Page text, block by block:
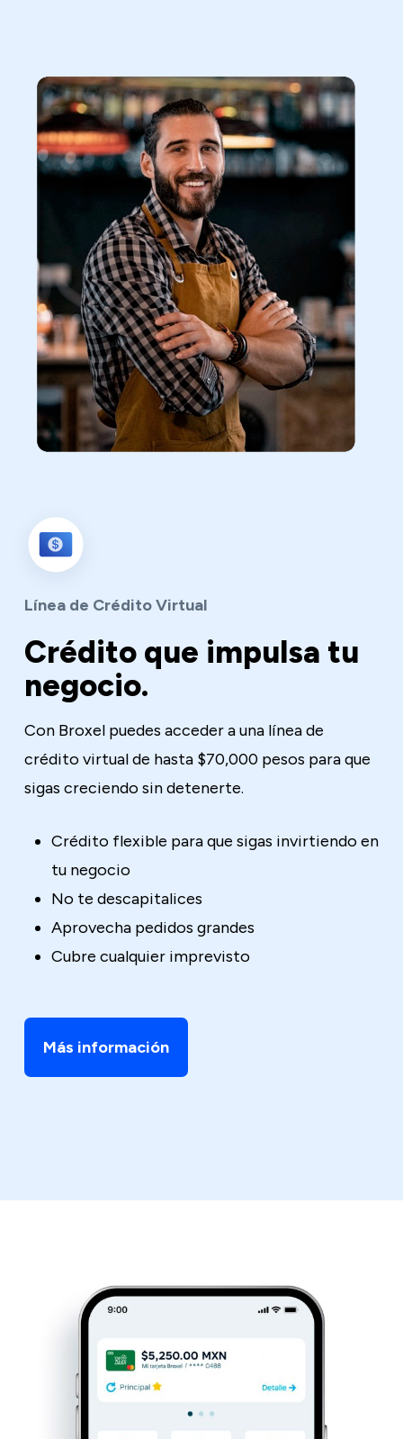
Línea de Crédito Virtual
Crédito que impulsa tu
negocio.
Con Broxel puedes acceder a una línea de
crédito virtual de hasta $70,000 pesos para que
sigas creciendo sin detenerte.
Crédito flexible para que sigas invirtiendo en
tu negocio
No te descapitalices
Aprovecha pedidos grandes
Cubre cualquier imprevisto
Más información